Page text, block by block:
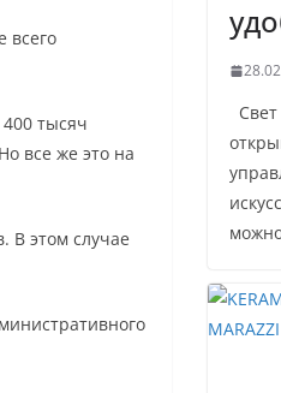
всего
тысяч
все же это на
В этом случае